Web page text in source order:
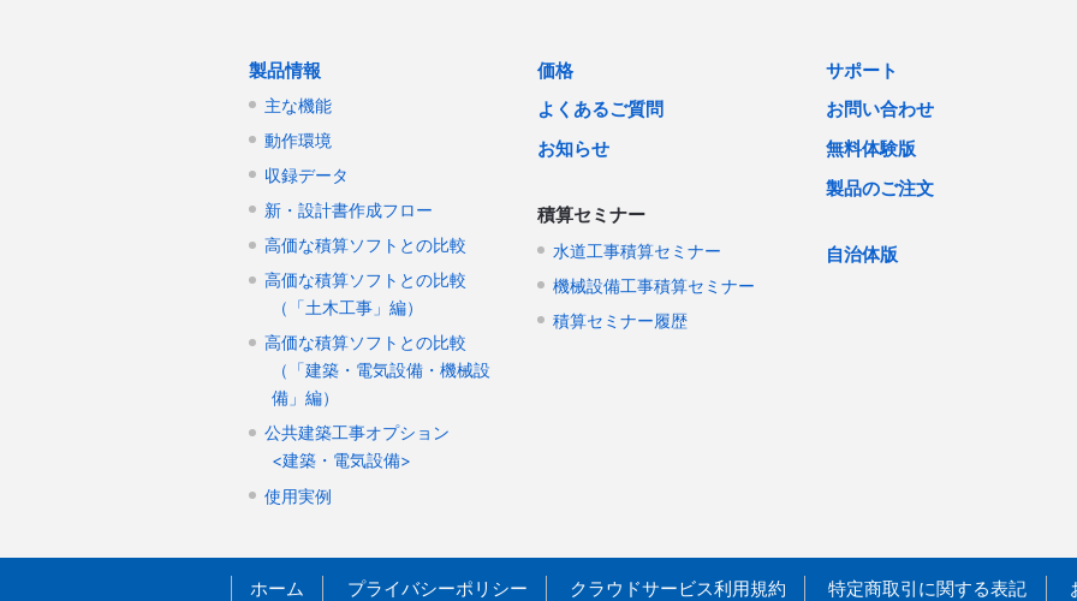
製品情報
主な機能
動作環境
収録データ
新・設計書作成フロー
高価な積算ソフトとの比較
高価な積算ソフトとの比較
（「土木工事」編）
高価な積算ソフトとの比較
（「建築・電気設備・機械設
備」編）
公共建築工事オプション
<建築・電気設備>
使用実例
価格
よくあるご質問
お知らせ
積算セミナー
水道工事積算セミナー
機械設備工事積算セミナー
積算セミナー履歴
サポート
お問い合わせ
無料体験版
製品のご注文
自治体版
ホーム プライバシーポリシー クラウドサービス利用規約 特定商取引に関する表記